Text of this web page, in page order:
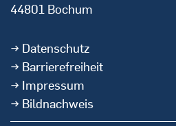
44801 Bochum
Datenschutz
Barrierefreiheit
Impressum
Bildnachweis